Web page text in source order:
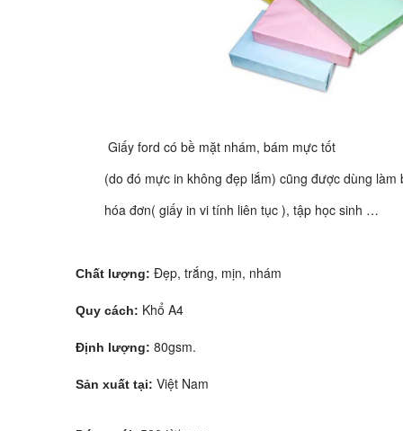
Giấy ford có bề mặt nhám, bám mực tốt
(do đó mực in không đẹp lắm) cũng được dùng làm
hóa đơn( giấy in vi tính liên tục ), tập học sinh …
Chất lượng: Đẹp, trắng, mịn, nhám
Quy cách: Khổ A4
Định lượng: 80gsm.
Sản xuất tại: Việt Nam